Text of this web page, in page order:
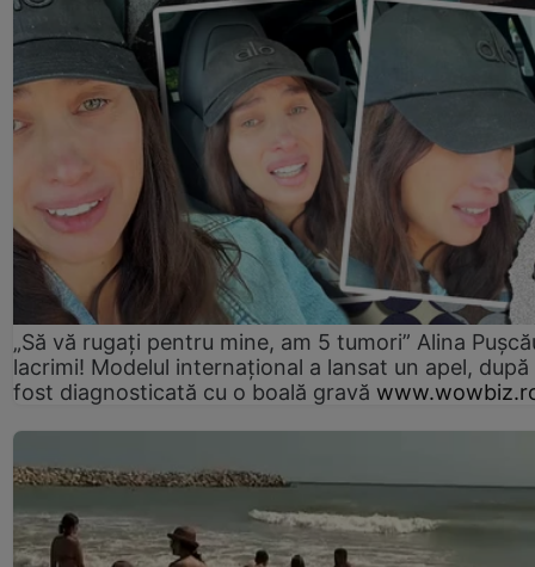
„Să vă rugați pentru mine, am 5 tumori” Alina
lacrimi! Modelul internațional a lansat un apel, după
fost diagnosticată cu o boală gravă